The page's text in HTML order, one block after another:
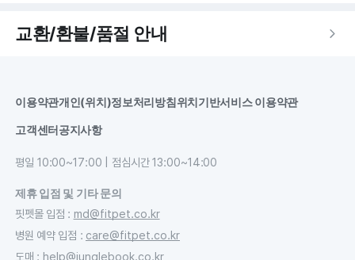
교환/환불/품절 안내
이용약관개인(위치)정보처리방침위치기반서비스 이용약관
고객센터공지사항
평일 10:00~17:00 | 점심시간 13:00~14:00
제휴 입점 및 기타 문의
핏펫몰 입점 : md@fitpet.co.kr
병원 예약 입점 : care@fitpet.co.kr
도매 : help@junglebook.co.kr